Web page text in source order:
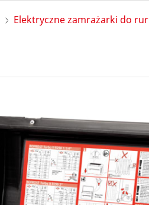
Elektryczne zamrażarki do rur